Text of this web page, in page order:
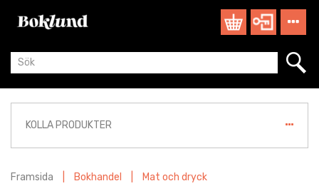
KOLLA PRODUKTER
Framsida Bokhandel Mat och dryck